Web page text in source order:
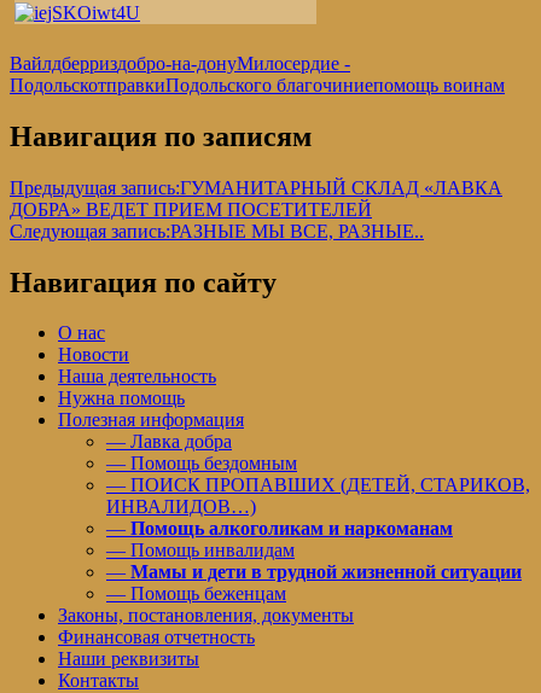
Вайлдберриздобро-на-донуМилосердие -
ПодольскотправкиПодольского благочиниепомощь воинам
Навигация по записям
Предыдущая запись:ГУМАНИТАРНЫЙ СКЛАД «ЛАВКА
ДОБРА» ВЕДЕТ ПРИЕМ ПОСЕТИТЕЛЕЙ
Следующая запись:РАЗНЫЕ МЫ ВСЕ, РАЗНЫЕ..
Навигация по сайту
О нас
Новости
Наша деятельность
Нужна помощь
Полезная информация
— Лавка добра
— Помощь бездомным
— ПОИСК ПРОПАВШИХ (ДЕТЕЙ, СТАРИКОВ,
ИНВАЛИДОВ…)
— Помощь алкоголикам и наркоманам
— Помощь инвалидам
— Мамы и дети в трудной жизненной ситуации
— Помощь беженцам
Законы, постановления, документы
Финансовая отчетность
Наши реквизиты
Контакты